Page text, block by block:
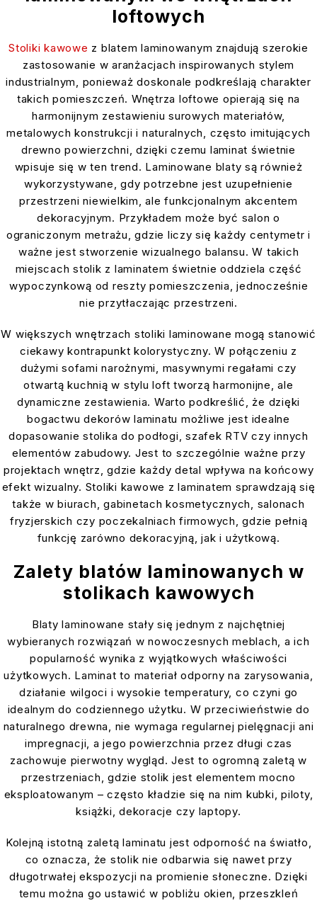
loftowych
Stoliki kawowe z blatem laminowanym znajdują szerokie
zastosowanie w aranżacjach inspirowanych stylem
industrialnym, ponieważ doskonale podkreślają charakter
takich pomieszczeń. Wnętrza loftowe opierają się na
harmonijnym zestawieniu surowych materiałów,
metalowych konstrukcji i naturalnych, często imitujących
drewno powierzchni, dzięki czemu laminat świetnie
wpisuje się w ten trend. Laminowane blaty są również
wykorzystywane, gdy potrzebne jest uzupełnienie
przestrzeni niewielkim, ale funkcjonalnym akcentem
dekoracyjnym. Przykładem może być salon o
ograniczonym metrażu, gdzie liczy się każdy centymetr i
ważne jest stworzenie wizualnego balansu. W takich
miejscach stolik z laminatem świetnie oddziela część
wypoczynkową od reszty pomieszczenia, jednocześnie
nie przytłaczając przestrzeni.
W większych wnętrzach stoliki laminowane mogą stanowić
ciekawy kontrapunkt kolorystyczny. W połączeniu z
dużymi sofami narożnymi, masywnymi regałami czy
otwartą kuchnią w stylu loft tworzą harmonijne, ale
dynamiczne zestawienia. Warto podkreślić, że dzięki
bogactwu dekorów laminatu możliwe jest idealne
dopasowanie stolika do podłogi, szafek RTV czy innych
elementów zabudowy. Jest to szczególnie ważne przy
projektach wnętrz, gdzie każdy detal wpływa na końcowy
efekt wizualny. Stoliki kawowe z laminatem sprawdzają się
także w biurach, gabinetach kosmetycznych, salonach
fryzjerskich czy poczekalniach firmowych, gdzie pełnią
funkcję zarówno dekoracyjną, jak i użytkową.
Zalety blatów laminowanych w
stolikach kawowych
Blaty laminowane stały się jednym z najchętniej
wybieranych rozwiązań w nowoczesnych meblach, a ich
popularność wynika z wyjątkowych właściwości
użytkowych. Laminat to materiał odporny na zarysowania,
działanie wilgoci i wysokie temperatury, co czyni go
idealnym do codziennego użytku. W przeciwieństwie do
naturalnego drewna, nie wymaga regularnej pielęgnacji ani
impregnacji, a jego powierzchnia przez długi czas
zachowuje pierwotny wygląd. Jest to ogromną zaletą w
przestrzeniach, gdzie stolik jest elementem mocno
eksploatowanym – często kładzie się na nim kubki, piloty,
książki, dekoracje czy laptopy.
Kolejną istotną zaletą laminatu jest odporność na światło,
co oznacza, że stolik nie odbarwia się nawet przy
długotrwałej ekspozycji na promienie słoneczne. Dzięki
temu można go ustawić w pobliżu okien, przeszkleń